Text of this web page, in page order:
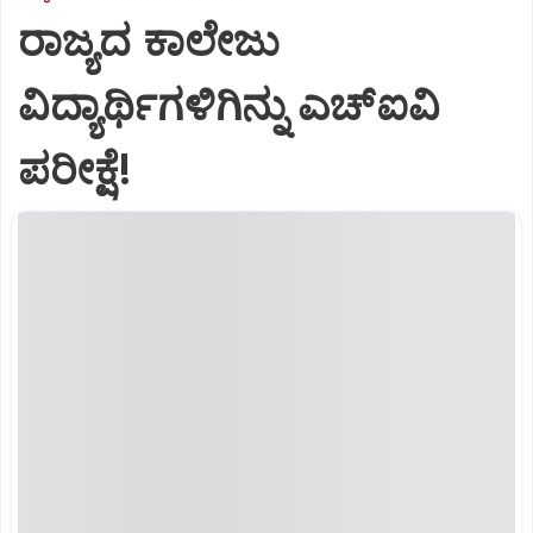
ರಾಜ್ಯದ ಕಾಲೇಜು
ವಿದ್ಯಾರ್ಥಿಗಳಿಗಿನ್ನು ಎಚ್‌ಐವಿ
ಪರೀಕ್ಷೆ!